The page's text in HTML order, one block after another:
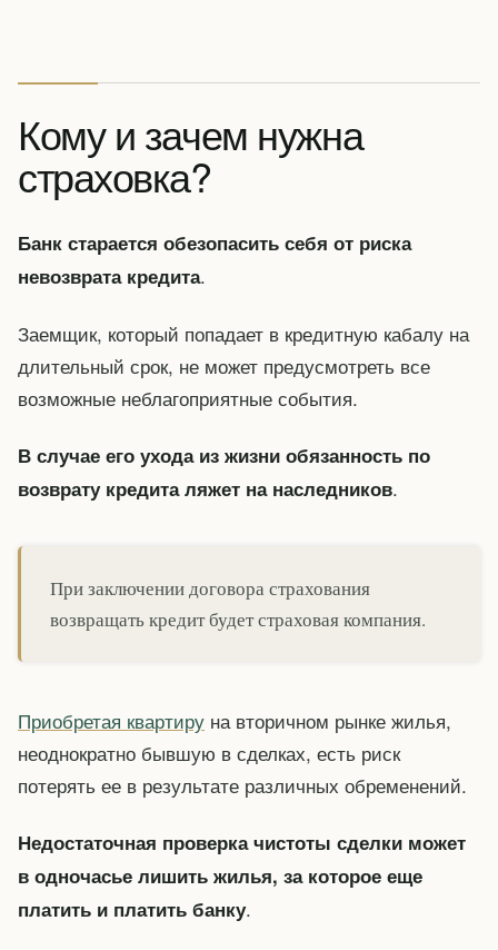
Кому и зачем нужна
страховка?
Банк старается обезопасить себя от риска
невозврата кредита.
Заемщик, который попадает в кредитную кабалу на
длительный срок, не может предусмотреть все
возможные неблагоприятные события.
В случае его ухода из жизни обязанность по
возврату кредита ляжет на наследников.
При заключении договора страхования
возвращать кредит будет страховая компания.
Приобретая квартиру на вторичном рынке жилья,
неоднократно бывшую в сделках, есть риск
потерять ее в результате различных обременений.
Недостаточная проверка чистоты сделки может
в одночасье лишить жилья, за которое еще
платить и платить банку.